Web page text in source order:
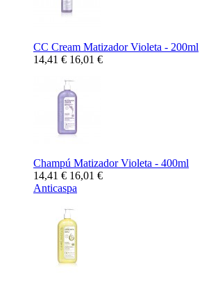
CC Cream Matizador Violeta - 200ml
14,41 € 16,01 €
Champú Matizador Violeta - 400ml
14,41 € 16,01 €
Anticaspa